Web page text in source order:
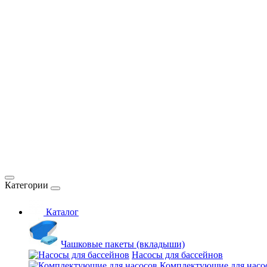
Категории
Каталог
Чашковые пакеты (вкладыши)
Насосы для бассейнов